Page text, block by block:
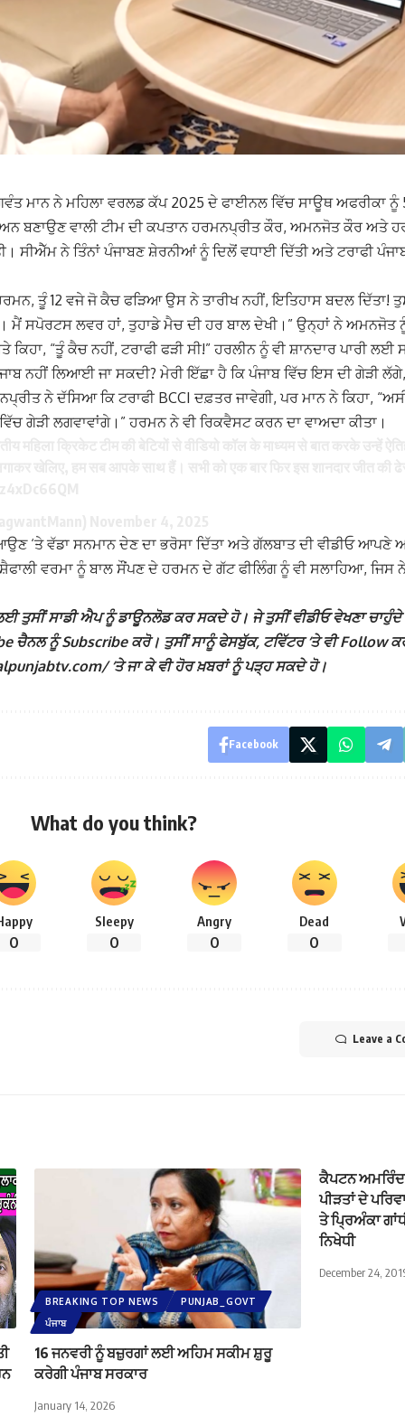
ਮਾਨ ਨੇ ਮਹਿਲਾ ਵਰਲਡ ਕੱਪ 2025 ਦੇ ਫਾਈਨਲ ਵਿੱਚ ਸਾਊਥ ਅਫਰੀਕਾ ਨੂੰ
ਬਣਾਉਣ ਵਾਲੀ ਟੀਮ ਦੀ ਕਪਤਾਨ ਹਰਮਨਪ੍ਰੀਤ ਕੌਰ, ਅਮਨਜੋਤ ਕੌਰ ਅਤੇ
ਸੀਐੱਮ ਨੇ ਤਿੰਨਾਂ ਪੰਜਾਬਣ ਸ਼ੇਰਨੀਆਂ ਨੂੰ ਦਿਲੋਂ ਵਧਾਈ ਦਿੱਤੀ ਅਤੇ ਟਰਾਫੀ
ਤੂੰ 12 ਵਜੇ ਜੋ ਕੈਚ ਫੜਿਆ ਉਸ ਨੇ ਤਾਰੀਖ ਨਹੀਂ, ਇਤਿਹਾਸ ਬਦਲ ਦਿੱਤਾ!
ਸਪੋਰਟਸ ਲਵਰ ਹਾਂ, ਤੁਹਾਡੇ ਮੈਚ ਦੀ ਹਰ ਬਾਲ ਦੇਖੀ।” ਉਨ੍ਹਾਂ ਨੇ ਅਮਨਜੋਤ
“ਤੂੰ ਕੈਚ ਨਹੀਂ, ਟਰਾਫੀ ਫੜੀ ਸੀ!” ਹਰਲੀਨ ਨੂੰ ਵੀ ਸ਼ਾਨਦਾਰ ਪਾਰੀ ਲਈ
ਨਹੀਂ ਲਿਆਈ ਜਾ ਸਕਦੀ? ਮੇਰੀ ਇੱਛਾ ਹੈ ਕਿ ਪੰਜਾਬ ਵਿੱਚ ਇਸ ਦੀ ਗੇੜੀ
ਨੇ ਦੱਸਿਆ ਕਿ ਟਰਾਫੀ BCCI ਦਫ਼ਤਰ ਜਾਵੇਗੀ, ਪਰ ਮਾਨ ਨੇ ਕਿਹਾ,
ਗੇੜੀ ਲਗਵਾਵਾਂਗੇ।” ਹਰਮਨ ਨੇ ਵੀ ਰਿਕਵੈਸਟ ਕਰਨ ਦਾ ਵਾਅਦਾ ਕੀਤਾ।
‘ਤੇ ਵੱਡਾ ਸਨਮਾਨ ਦੇਣ ਦਾ ਭਰੋਸਾ ਦਿੱਤਾ ਅਤੇ ਗੱਲਬਾਤ ਦੀ ਵੀਡੀਓ ਆਪਣੇ
ਵਰਮਾ ਨੂੰ ਬਾਲ ਸੌਂਪਣ ਦੇ ਹਰਮਨ ਦੇ ਗੱਟ ਫੀਲਿੰਗ ਨੂੰ ਵੀ ਸਲਾਹਿਆ, ਜਿਸ ਨੇ
ਤੁਸੀਂ ਸਾਡੀ ਐਪ ਨੂੰ ਡਾਊਨਲੋਡ ਕਰ ਸਕਦੇ ਹੋ। ਜੇ ਤੁਸੀਂ ਵੀਡੀਓ ਵੇਖਣਾ ਚਾਹੁੰਦੇ
ਚੈਨਲ ਨੂੰ Subscribe ਕਰੋ। ਤੁਸੀਂ ਸਾਨੂੰ ਫੇਸਬੁੱਕ, ਟਵਿੱਟਰ ‘ਤੇ ਵੀ Follow
‘ਤੇ ਜਾ ਕੇ ਵੀ ਹੋਰ ਖ਼ਬਰਾਂ ਨੂੰ ਪੜ੍ਹ ਸਕਦੇ ਹੋ।
Facebook
What do you think?
0
Sleepy
0
Angry
0
Dead
0
Leave a
BREAKING TOP NEWS
PUNJAB_GOVT
ਪੰਜਾਬ
16 ਜਨਵਰੀ ਨੂੰ ਬਜ਼ੁਰਗਾਂ ਲਈ ਅਹਿਮ ਸਕੀਮ ਸ਼ੁਰੂ
ਕਰੇਗੀ ਪੰਜਾਬ ਸਰਕਾਰ
January 14, 2026
ਕੈਪਟਨ
ਪੀੜਤਾਂ ਦੇ
ਤੇ ਪ੍ਰਿਅੰਕਾ
ਨਿਖੇਧੀ
December 24,